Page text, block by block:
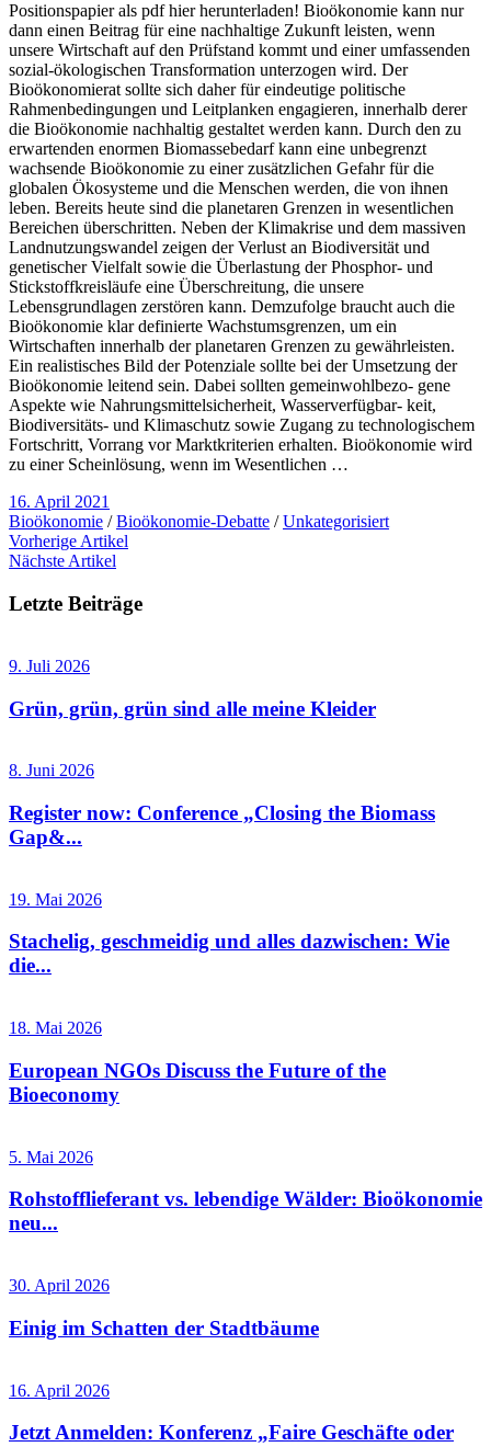
Positionspapier als pdf hier herunterladen! Bioökonomie kann nur
dann einen Beitrag für eine nachhaltige Zukunft leisten, wenn
unsere Wirtschaft auf den Prüfstand kommt und einer umfassenden
sozial-ökologischen Transformation unterzogen wird. Der
Bioökonomierat sollte sich daher für eindeutige politische
Rahmenbedingungen und Leitplanken engagieren, innerhalb derer
die Bioökonomie nachhaltig gestaltet werden kann. Durch den zu
erwartenden enormen Biomassebedarf kann eine unbegrenzt
wachsende Bioökonomie zu einer zusätzlichen Gefahr für die
globalen Ökosysteme und die Menschen werden, die von ihnen
leben. Bereits heute sind die planetaren Grenzen in wesentlichen
Bereichen überschritten. Neben der Klimakrise und dem massiven
Landnutzungswandel zeigen der Verlust an Biodiversität und
genetischer Vielfalt sowie die Überlastung der Phosphor- und
Stickstoffkreisläufe eine Überschreitung, die unsere
Lebensgrundlagen zerstören kann. Demzufolge braucht auch die
Bioökonomie klar definierte Wachstumsgrenzen, um ein
Wirtschaften innerhalb der planetaren Grenzen zu gewährleisten.
Ein realistisches Bild der Potenziale sollte bei der Umsetzung der
Bioökonomie leitend sein. Dabei sollten gemeinwohlbezo- gene
Aspekte wie Nahrungsmittelsicherheit, Wasserverfügbar- keit,
Biodiversitäts- und Klimaschutz sowie Zugang zu technologischem
Fortschritt, Vorrang vor Marktkriterien erhalten. Bioökonomie wird
zu einer Scheinlösung, wenn im Wesentlichen …
16. April 2021
Bioökonomie /Bioökonomie-Debatte /Unkategorisiert
Vorherige Artikel
Nächste Artikel
Letzte Beiträge
9. Juli 2026
Grün, grün, grün sind alle meine Kleider
8. Juni 2026
Register now: Conference „Closing the Biomass
Gap&...
19. Mai 2026
Stachelig, geschmeidig und alles dazwischen: Wie
die...
18. Mai 2026
European NGOs Discuss the Future of the
Bioeconomy
5. Mai 2026
Rohstofflieferant vs. lebendige Wälder: Bioökonomie
neu...
30. April 2026
Einig im Schatten der Stadtbäume
16. April 2026
Jetzt Anmelden: Konferenz „Faire Geschäfte oder